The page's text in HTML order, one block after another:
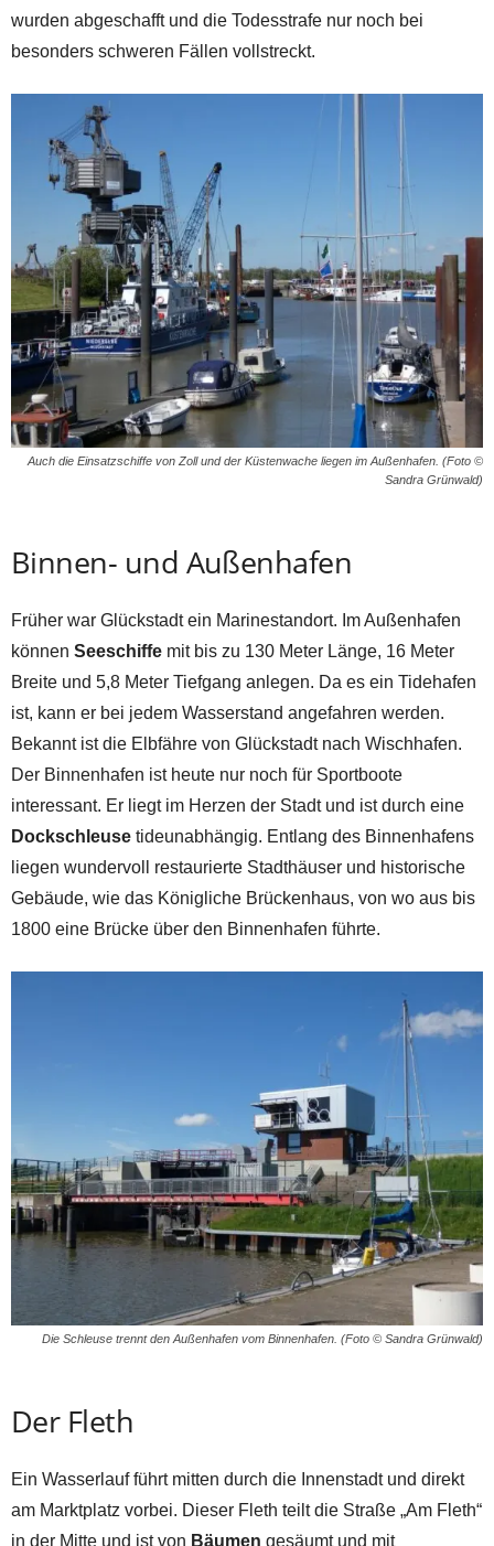
wurden abgeschafft und die Todesstrafe nur noch bei
besonders schweren Fällen vollstreckt.
Auch die Einsatzschiffe von Zoll und der Küstenwache liegen im Außenhafen. (Foto ©
Sandra Grünwald)
Binnen- und Außenhafen
Früher war Glückstadt ein Marinestandort. Im Außenhafen
können Seeschiffe mit bis zu 130 Meter Länge, 16 Meter
Breite und 5,8 Meter Tiefgang anlegen. Da es ein Tidehafen
ist, kann er bei jedem Wasserstand angefahren werden.
Bekannt ist die Elbfähre von Glückstadt nach Wischhafen.
Der Binnenhafen ist heute nur noch für Sportboote
interessant. Er liegt im Herzen der Stadt und ist durch eine
Dockschleuse tideunabhängig. Entlang des Binnenhafens
liegen wundervoll restaurierte Stadthäuser und historische
Gebäude, wie das Königliche Brückenhaus, von wo aus bis
1800 eine Brücke über den Binnenhafen führte.
Die Schleuse trennt den Außenhafen vom Binnenhafen. (Foto © Sandra Grünwald)
Der Fleth
Ein Wasserlauf führt mitten durch die Innenstadt und direkt
am Marktplatz vorbei. Dieser Fleth teilt die Straße „Am Fleth“
in der Mitte und ist von Bäumen gesäumt und mit